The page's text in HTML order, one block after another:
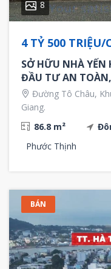
8
4 TỶ 500 TRIỆU/
SỞ HỮU NHÀ YẾN
ĐẦU TƯ AN
Đường Tô Châu,
Giang.
86.8 m²
Phước Thịnh
BÁN